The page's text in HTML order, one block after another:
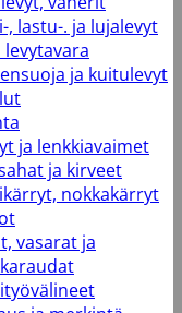
, lastu-. ja lujalevyt
levytavara
ja kuitulevyt
ja lenkkiavaimet
ja kirveet
nokkakärryt
vasarat ja